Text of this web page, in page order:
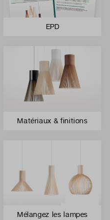
EPD
Matériaux & finitions
Mélangez les lampes